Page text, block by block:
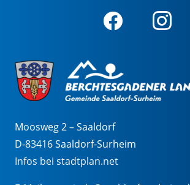
Moosweg 2 – Saaldorf
D-83416 Saaldorf-Surheim
Infos bei stadtplan.net